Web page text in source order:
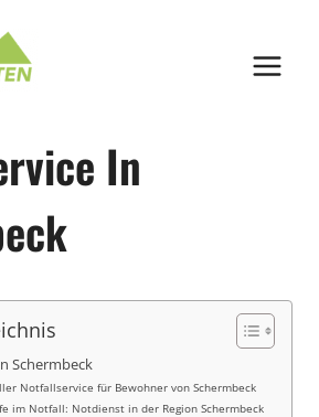
In
Schermbeck
Notfallservice für Bewohner von Schermbeck
im Notfall: Notdienst in der Region Schermbeck